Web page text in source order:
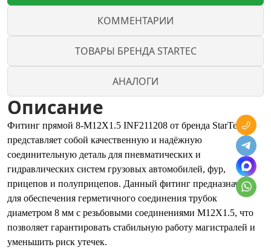
КОММЕНТАРИИ
ТОВАРЫ БРЕНДА STARTEC
АНАЛОГИ
Описание
Фитинг прямой 8-M12X1.5 INF211208 от бренда StarTec
представляет собой качественную и надёжную
соединительную деталь для пневматических и
гидравлических систем грузовых автомобилей, фур,
прицепов и полуприцепов. Данный фитинг предназначен
для обеспечения герметичного соединения трубок
диаметром 8 мм с резьбовыми соединениями M12X1.5, что
позволяет гарантировать стабильную работу магистралей и
уменьшить риск утечек.